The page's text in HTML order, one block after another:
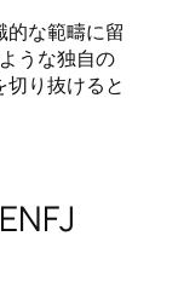
的な範疇に留
うな独自の
り抜けると